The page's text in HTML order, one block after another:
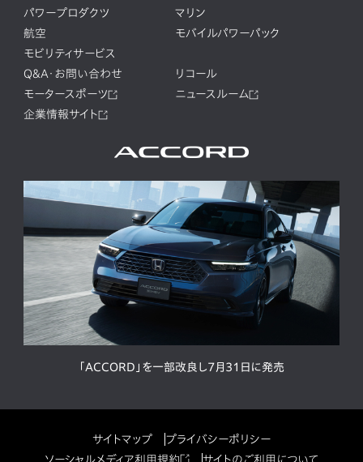
パワープロダクツ
マリン
航空
モバイルパワーパック
モビリティサービス
Q&A・お問い合わせ
リコール
モータースポーツ
ニュースルーム
企業情報サイト
「ACCORD」を一部改良し7月31日に発売
サイトマップ
プライバシーポリシー